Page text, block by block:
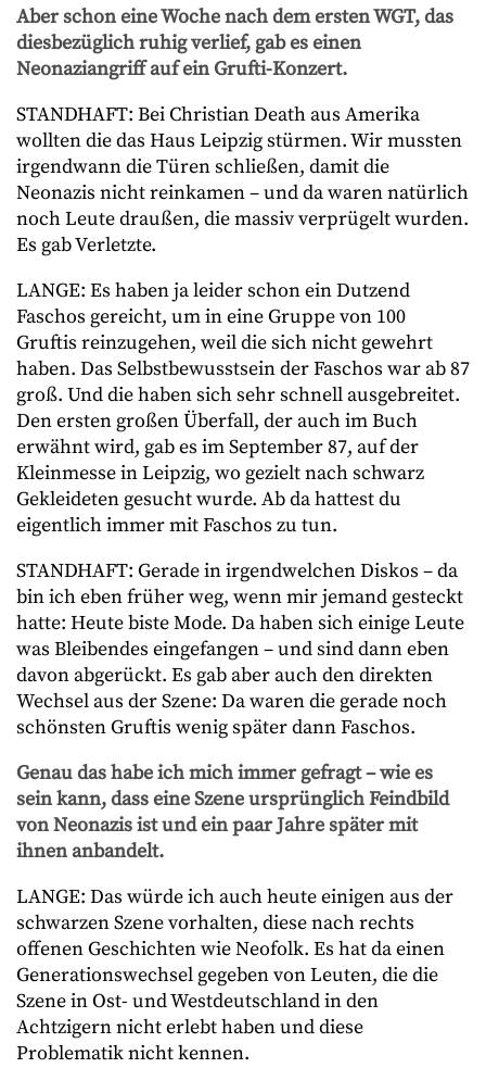
Aber schon eine Woche nach dem ersten WGT, das
diesbezüglich ruhig verlief, gab es einen
Neonaziangriff auf ein Grufti-Konzert.
STANDHAFT: Bei Christian Death aus Amerika
wollten die das Haus Leipzig stürmen. Wir mussten
irgendwann die Türen schließen, damit die
Neonazis nicht reinkamen – und da waren natürlich
noch Leute draußen, die massiv verprügelt wurden.
Es gab Verletzte.
LANGE: Es haben ja leider schon ein Dutzend
Faschos gereicht, um in eine Gruppe von 100
Gruftis reinzugehen, weil die sich nicht gewehrt
haben. Das Selbstbewusstsein der Faschos war ab 87
groß. Und die haben sich sehr schnell ausgebreitet.
Den ersten großen Überfall, der auch im Buch
erwähnt wird, gab es im September 87, auf der
Kleinmesse in Leipzig, wo gezielt nach schwarz
Gekleideten gesucht wurde. Ab da hattest du
eigentlich immer mit Faschos zu tun.
STANDHAFT: Gerade in irgendwelchen Diskos – da
bin ich eben früher weg, wenn mir jemand gesteckt
hatte: Heute biste Mode. Da haben sich einige Leute
was Bleibendes eingefangen – und sind dann eben
davon abgerückt. Es gab aber auch den direkten
Wechsel aus der Szene: Da waren die gerade noch
schönsten Gruftis wenig später dann Faschos.
Genau das habe ich mich immer gefragt – wie es
sein kann, dass eine Szene ursprünglich Feindbild
von Neonazis ist und ein paar Jahre später mit
ihnen anbandelt.
LANGE: Das würde ich auch heute einigen aus der
schwarzen Szene vorhalten, diese nach rechts
offenen Geschichten wie Neofolk. Es hat da einen
Generationswechsel gegeben von Leuten, die die
Szene in Ost- und Westdeutschland in den
Achtzigern nicht erlebt haben und diese
Problematik nicht kennen.